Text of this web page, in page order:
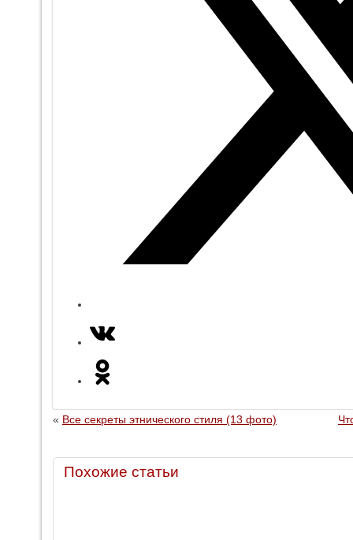
« Все секреты этнического стиля (13 фото)
Похожие статьи